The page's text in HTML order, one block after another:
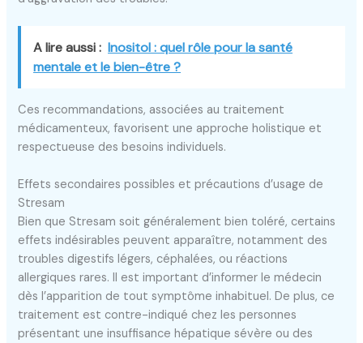
A lire aussi : Inositol : quel rôle pour la santé
mentale et le bien-être ?
Ces recommandations, associées au traitement
médicamenteux, favorisent une approche holistique et
respectueuse des besoins individuels.
Effets secondaires possibles et précautions d’usage de
Stresam
Bien que Stresam soit généralement bien toléré, certains
effets indésirables peuvent apparaître, notamment des
troubles digestifs légers, céphalées, ou réactions
allergiques rares. Il est important d’informer le médecin
dès l’apparition de tout symptôme inhabituel. De plus, ce
traitement est contre-indiqué chez les personnes
présentant une insuffisance hépatique sévère ou des